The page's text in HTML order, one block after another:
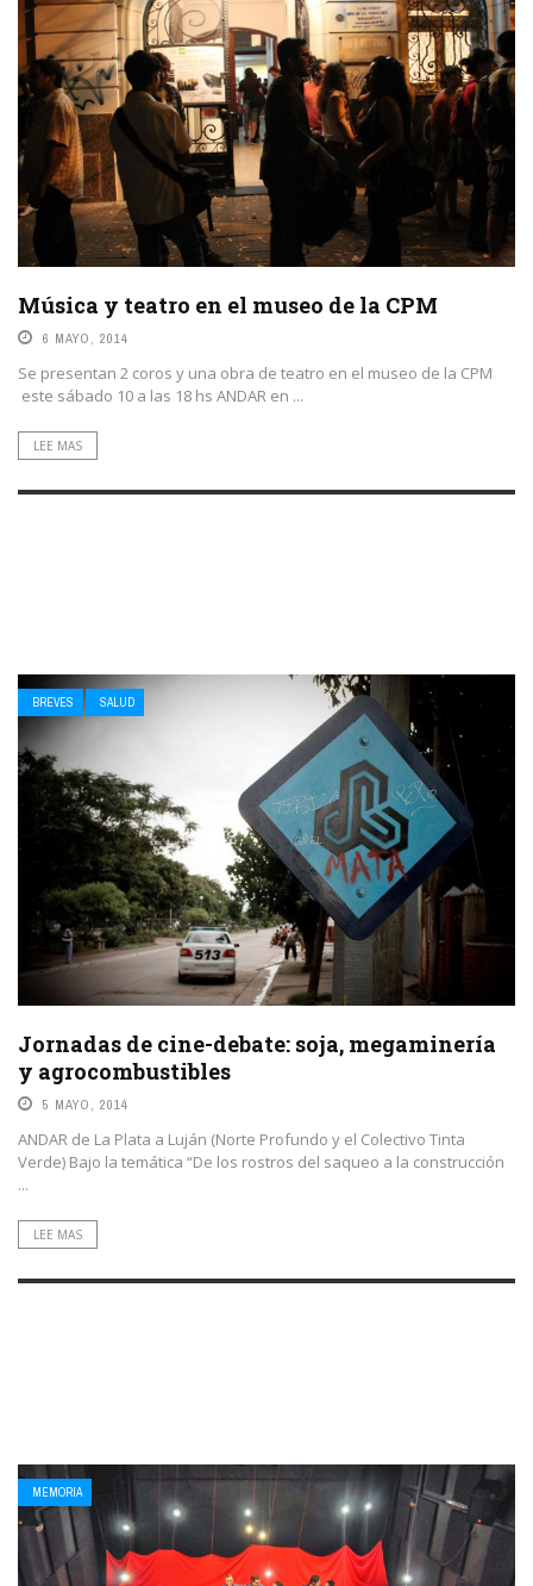
Música y teatro en el museo de la CPM
6 MAYO, 2014
Se presentan 2 coros y una obra de teatro en el museo de la CPM
este sábado 10 a las 18 hs ANDAR en ...
LEE MAS
BREVES SALUD
Jornadas de cine-debate: soja, megaminería
y agrocombustibles
5 MAYO, 2014
ANDAR de La Plata a Luján (Norte Profundo y el Colectivo Tinta
Verde) Bajo la temática “De los rostros del saqueo a la construcción
...
LEE MAS
MEMORIA